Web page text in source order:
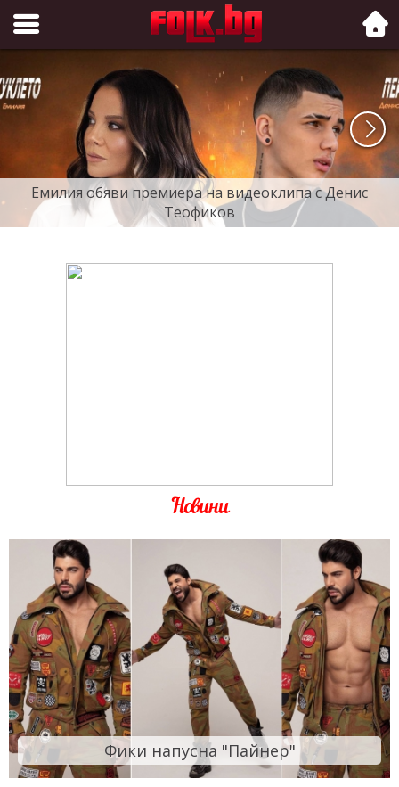
Folk.bg
Емилия обяви премиера на видеоклипа с Денис
Теофиков
Новини
Фики напусна "Пайнер"